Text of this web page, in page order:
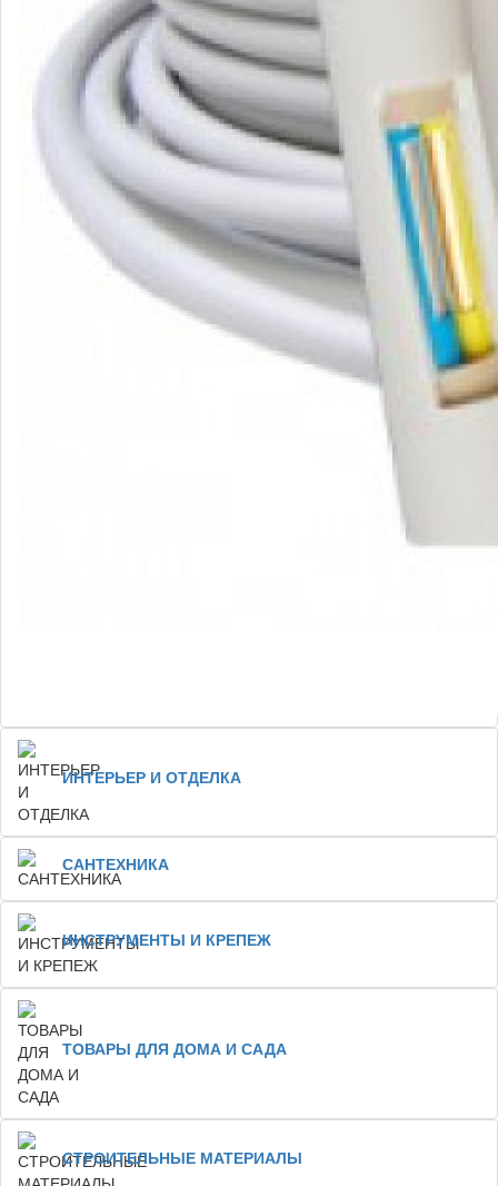
ИНТЕРЬЕР И ОТДЕЛКА
САНТЕХНИКА
ИНСТРУМЕНТЫ И КРЕПЕЖ
ТОВАРЫ ДЛЯ ДОМА И САДА
СТРОИТЕЛЬНЫЕ МАТЕРИАЛЫ